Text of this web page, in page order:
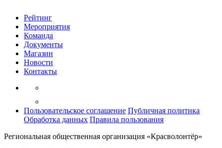
Рейтинг
Мероприятия
Команда
Документы
Магазин
Новости
Контакты
Пользовательское соглашение Публичная политика
Обработка данных Правила пользования
Региональная общественная организация «Красволонтёр»